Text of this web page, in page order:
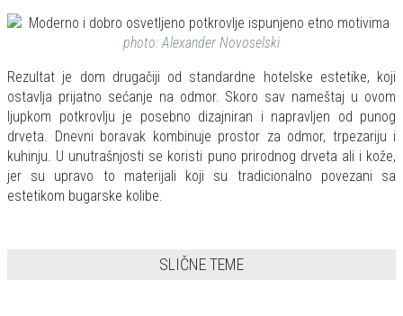
photo: Alexander Novoselski
Rezultat je dom drugačiji od standardne hotelske estetike, koji
ostavlja prijatno sećanje na odmor. Skoro sav nameštaj u ovom
ljupkom potkrovlju je posebno dizajniran i napravljen od punog
drveta. Dnevni boravak kombinuje prostor za odmor, trpezariju i
kuhinju. U unutrašnjosti se koristi puno prirodnog drveta ali i kože,
jer su upravo to materijali koji su tradicionalno povezani sa
estetikom bugarske kolibe.
SLIČNE TEME